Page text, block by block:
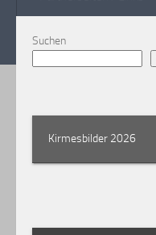
Suchen
Kirmesbilder 2026